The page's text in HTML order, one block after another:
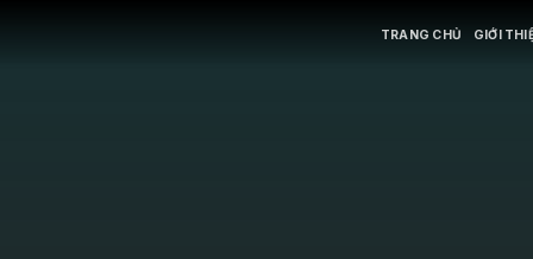
TRANG CHỦ GIỚI